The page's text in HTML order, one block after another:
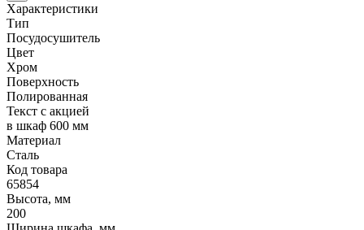
Характеристики
Тип
Посудосушитель
Цвет
Хром
Поверхность
Полированная
Текст с акцией
в шкаф 600 мм
Материал
Сталь
Код товара
65854
Высота, мм
200